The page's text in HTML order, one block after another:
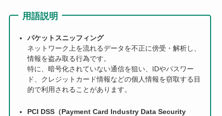
用語説明
パケットスニッフィング
ネットワーク上を流れるデータを不正に傍受・解析し、
情報を盗み取る行為です。
特に、暗号化されていない通信を狙い、IDやパスワー
ド、クレジットカード情報などの個人情報を窃取する目
的で利用されることがあります。
PCI DSS（Payment Card Industry Data Security